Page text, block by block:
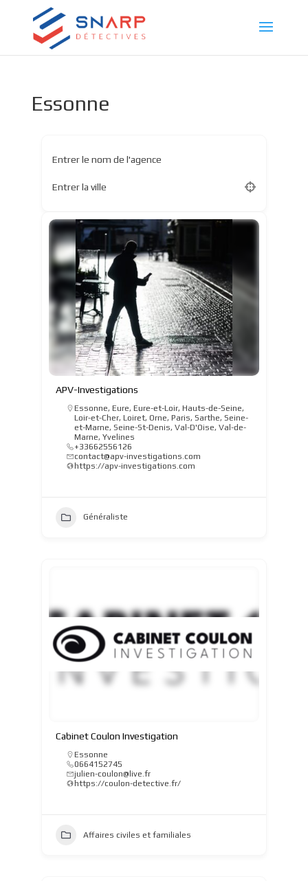
Essonne
Entrer le nom de l'agence
Entrer la ville
APV-Investigations
Essonne, Eure, Eure-et-Loir, Hauts-de-Seine,
Loir-et-Cher, Loiret, Orne, Paris, Sarthe, Seine-
et-Marne, Seine-St-Denis, Val-D'Oise, Val-de-
Marne, Yvelines
+33662556126
contact@apv-investigations.com
https://apv-investigations.com
Généraliste
Cabinet Coulon Investigation
Essonne
0664152745
julien-coulon@live.fr
https://coulon-detective.fr/
Affaires civiles et familiales